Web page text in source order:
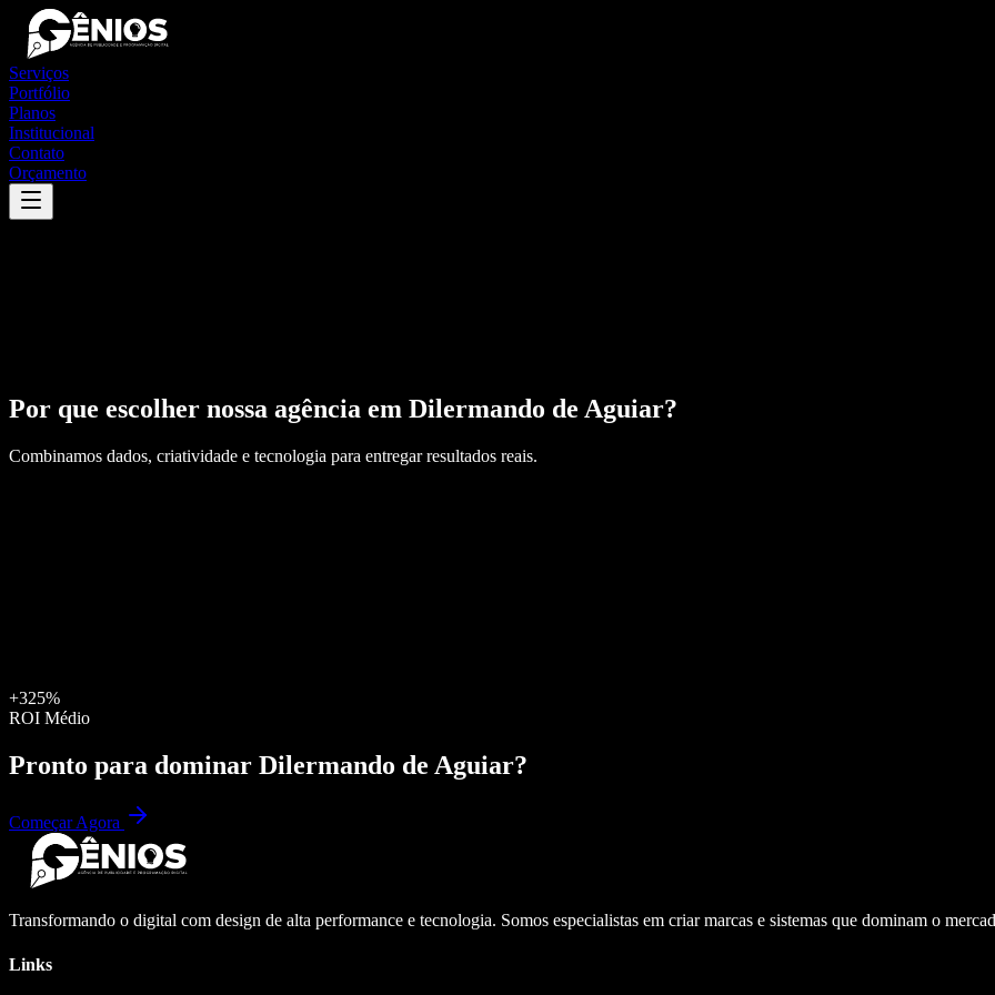
Serviços
Portfólio
Planos
Institucional
Contato
Orçamento
Por que escolher nossa agência em Dilermando de Aguiar?
Combinamos dados, criatividade e tecnologia para entregar resultados reais.
+325%
ROI Médio
Pronto para dominar Dilermando de Aguiar?
Começar Agora
Transformando o digital com design de alta performance e tecnologia. Somos especialistas em criar marcas e sistemas que dominam o
Links